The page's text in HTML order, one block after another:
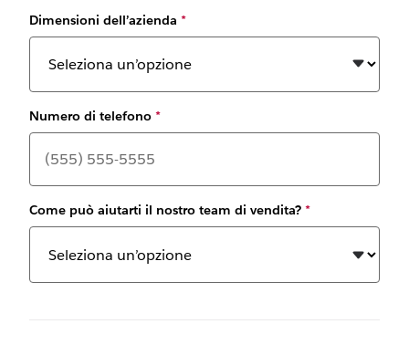
Dimensioni dell’azienda *
Numero di telefono *
Come può aiutarti il nostro team di vendita? *